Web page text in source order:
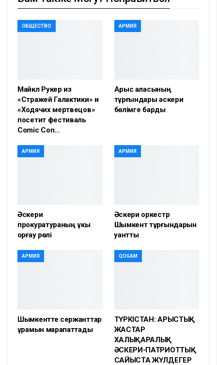
ОБЩЕСТВО
Майкл Рукер из
«Стражей Галактики» и
«Ходячих мертвецов»
посетит фестиваль
Comic Con…
АРМИЯ
Арыс қаласының
тұрғындары әскери
бөлімге барды
АРМИЯ
Әскери
прокуратураның құкық
қорғау рөлі
АРМИЯ
Әскери оркестр
Шымкент тұрғындарын
қуантты
АРМИЯ
Шымкентте сержанттар
құрамын марапаттады
QOGAM
ТҮРКІСТАН: АРЫСТЫҚ
ЖАСТАР
ХАЛЫҚАРАЛЫҚ
ӘСКЕРИ-ПАТРИОТТЫҚ
САЙЫСТА ЖҮЛДЕГЕР